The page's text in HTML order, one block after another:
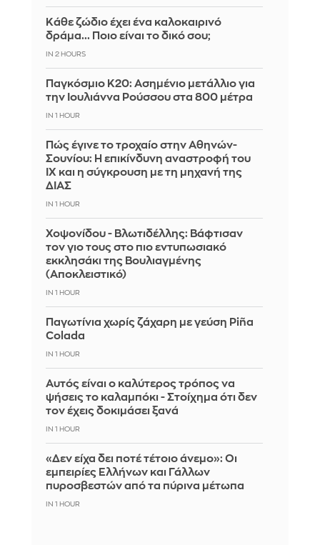
Κάθε ζώδιο έχει ένα καλοκαιρινό
δράμα... Ποιο είναι το δικό σου;
IN 2 HOURS
Παγκόσμιο Κ20: Ασημένιο μετάλλιο για
την Ιουλιάννα Ρούσσου στα 800 μέτρα
IN 1 HOUR
Πώς έγινε το τροχαίο στην Αθηνών-
Σουνίου: Η επικίνδυνη αναστροφή του
ΙΧ και η σύγκρουση με τη μηχανή της
ΔΙΑΣ
IN 1 HOUR
Χοψονίδου - Βλωτιδέλλης: Βάφτισαν
τον γιο τους στο πιο εντυπωσιακό
εκκλησάκι της Βουλιαγμένης
(Αποκλειστικό)
IN 1 HOUR
Παγωτίνια χωρίς ζάχαρη με γεύση Piña
Colada
IN 1 HOUR
Αυτός είναι ο καλύτερος τρόπος να
ψήσεις το καλαμπόκι - Στοίχημα ότι δεν
τον έχεις δοκιμάσει ξανά
IN 1 HOUR
«Δεν είχα δει ποτέ τέτοιο άνεμο»: Οι
εμπειρίες Ελλήνων και Γάλλων
πυροσβεστών από τα πύρινα μέτωπα
IN 1 HOUR